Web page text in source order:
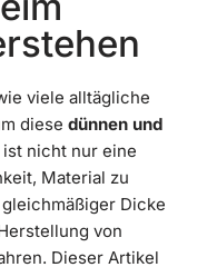
viele alltägliche
diese dünnen und
ist nicht nur eine
Material zu
Dicke
von
Dieser Artikel